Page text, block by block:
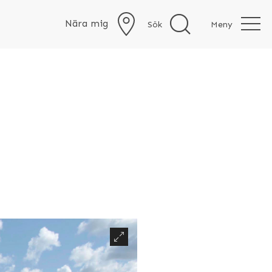
Nära mig Sök Meny